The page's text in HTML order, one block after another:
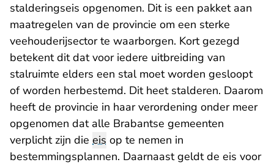
stalderingseis opgenomen. Dit is een pakket aan
maatregelen van de provincie om een sterke
veehouderijsector te waarborgen. Kort gezegd
betekent dit dat voor iedere uitbreiding van
stalruimte elders een stal moet worden gesloopt
of worden herbestemd. Dit heet stalderen. Daarom
heeft de provincie in haar verordening onder meer
opgenomen dat alle Brabantse gemeenten
verplicht zijn die eis op te nemen in
bestemmingsplannen. Daarnaast geldt de eis voor